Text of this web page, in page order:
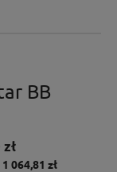
BB
1 064,81 zł